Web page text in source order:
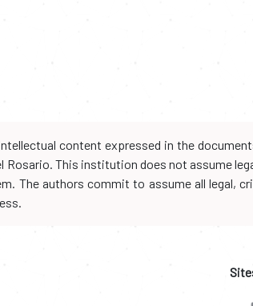
content expressed in the
Rosario. This institution does not assume
The authors commit to assume all legal,